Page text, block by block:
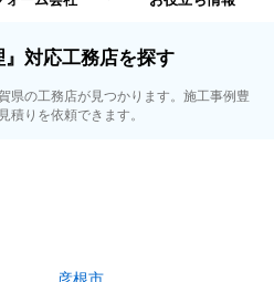
対応工務店を探す
県の工務店が見つかります。施工事例豊
りを依頼できます。